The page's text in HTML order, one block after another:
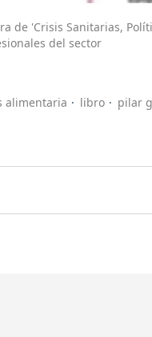
de 'Crisis Sanitarias,
del sector
alimentaria libro pilar